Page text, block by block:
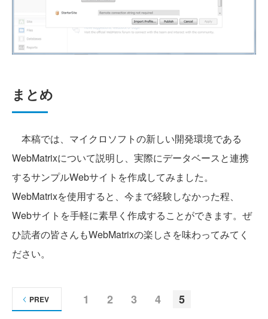
まとめ
本稿では、マイクロソフトの新しい開発環境である
WebMatrixについて説明し、実際にデータベースと連携
するサンプルWebサイトを作成してみました。
WebMatrixを使用すると、今まで経験しなかった程、
Webサイトを手軽に素早く作成することができます。ぜ
ひ読者の皆さんもWebMatrixの楽しさを味わってみてく
ださい。
1 2 3 4 5
PREV